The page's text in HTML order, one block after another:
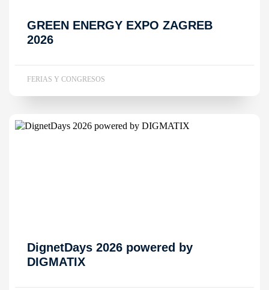
GREEN ENERGY EXPO ZAGREB
2026
FERIAS Y CONGRESOS
DignetDays 2026 powered by
DIGMATIX